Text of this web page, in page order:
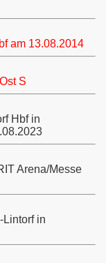
am 13.08.2014
S
Hbf in
Arena/Messe
Lintorf in